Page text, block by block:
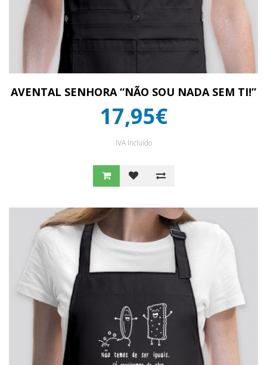
AVENTAL SENHORA “NÃO SOU NADA SEM TI!”
17,95€
IVA Incluído